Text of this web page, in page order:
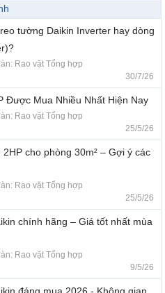
tường Daikin Inverter hay dòng
Rao vặt Tổng hợp
30/7/26
Được Mua Nhiều Nhất Hiện Nay
Rao vặt Tổng hợp
25/5/26
cho phòng 30m² – Gợi ý các
Rao vặt Tổng hợp
25/5/26
chính hãng – Giá tốt nhất mùa
Rao vặt Tổng hợp
9/5/26